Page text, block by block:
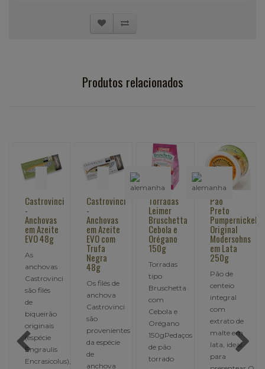
Produtos relacionados
Castrovinci
-
Anchovas
em Azeite
EVO 48g
As
anchovas
Castrovinci
são filés
de
biqueirão
originais
(espécie
Engraulis
Encrasicolus),
Castrovinci
-
Anchovas
em Azeite
EVO com
Trufa
Negra
48g
Os filés de
anchova
Castrovinci
são
provenientes
da espécie
de
anchova
Torradas
Leimer
Bruschetta
Cebola e
Orégano
150g
Torradas
tipo
Bruschetta
com
Cebola e
Orégano
150gPedaços
de pão
torrado
Pão
Preto
Pumpernickel
Original
Modersohns
em Lata
250g
Pão de
centeio
integral
com
extrato de
malte em
lata, ideal
para